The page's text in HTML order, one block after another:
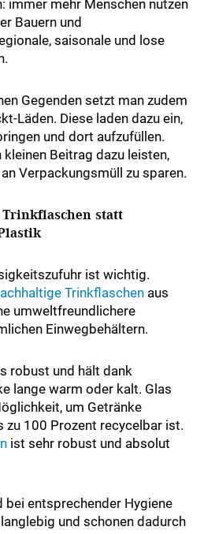
immer mehr Menschen nutzen
Bauern und
saisonale und lose
Gegenden setzt man zudem
Läden. Diese laden dazu ein,
und dort aufzufüllen.
Beitrag dazu leisten,
Verpackungsmüll zu sparen.
statt
ist wichtig.
Trinkflaschen aus
umweltfreundlichere
Einwegbehältern.
robust und hält dank
lange warm oder kalt. Glas
um Getränke
zu 100 Prozent recycelbar ist.
ist sehr robust und absolut
bei entsprechender Hygiene
und schonen dadurch